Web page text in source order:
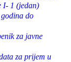
I- 1 (jedan)
do
za javne
za prijem u